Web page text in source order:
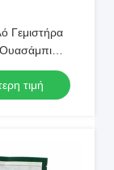
Γεμιστήρα
τιμή